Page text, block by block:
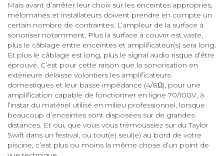
Mais avant d’arrêter leur choix sur les enceintes appropriés,
mélomanes et installateurs doivent prendre en compte un
certain nombre de contraintes. L’ampleur de la surface à
sonoriser notamment. Plus la surface à couvrir est vaste,
plus le câblage entre enceintes et amplificateur(s) sera long.
Et plus le câblage est long, plus le signal audio risque d’être
éprouvé. C’est pour cette raison que la sonorisation en
extérieure délaisse volontiers les amplificateurs
domestiques et leur basse impédance (4/8Ω), pour une
amplification capable de fonctionner en ligne 70/100V, à
l’instar du matériel utilisé en milieu professionnel, lorsque
beaucoup d’enceintes sont disposées sur de grandes
distances. Et oui, que vous vous trémoussiez sur du Taylor
Swift dans un festival, ou tout(e) seul(e) au bord de votre
piscine, c’est plus ou moins la même chose d’un point de